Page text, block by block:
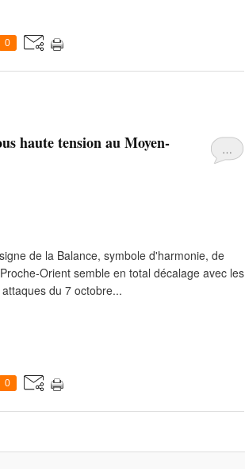
0
…
haute tension au Moyen-
de la Balance, symbole d'harmonie, de
Orient semble en total décalage avec les
du 7 octobre...
0